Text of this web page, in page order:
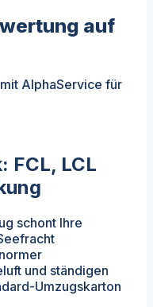
auf
AlphaService für
FCL, LCL
schont Ihre
und ständigen
Umzugskarton